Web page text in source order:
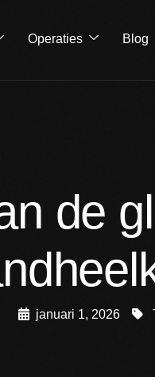
Operaties Blog
de
januari 1, 2026